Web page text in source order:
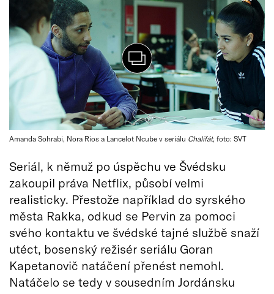
Amanda Sohrabi, Nora Rios a Lancelot Ncube v seriálu Chalífát, foto: SVT
Seriál, k němuž po úspěchu ve Švédsku
zakoupil práva Netflix, působí velmi
realisticky. Přestože například do syrského
města Rakka, odkud se Pervin za pomoci
svého kontaktu ve švédské tajné službě snaží
utéct, bosenský režisér seriálu Goran
Kapetanovič natáčení přenést nemohl.
Natáčelo se tedy v sousedním Jordánsku